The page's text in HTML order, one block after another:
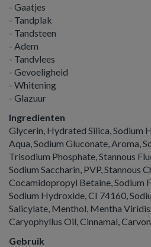
- Gaatjes
- Tandplak
- Tandsteen
- Adem
- Tandvlees
- Gevoeligheid
- Whitening
- Glazuur
Ingredienten
Glycerin, Hydrated Silica, Sodium
Aqua, Sodium Gluconate, Aroma,
Trisodium Phosphate, Stannous
Sodium Saccharin, PVP, Stannous
Cocamidopropyl Betaine, Sodium
Sodium Hydroxide, CI 74160,
Salicylate, Menthol, Mentha Viridis
Caryophyllus Oil, Cinnamal,
Gebruik